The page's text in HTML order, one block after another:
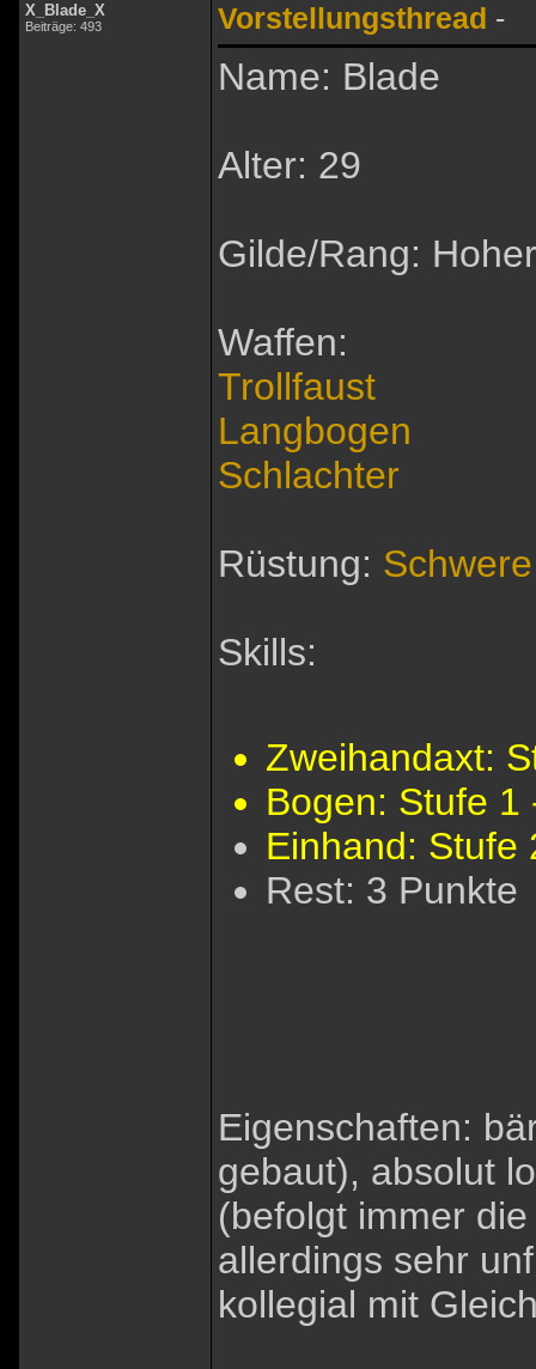
X_Blade_X
Beiträge: 493 Vorstellungsthread -
Name: Blade
Alter: 29
Gilde/Rang:
Waffen:
Trollfaust
Langbogen
Schlachter
Rüstung:
Skills:
Zweihandaxt:
Bogen: Stufe 1
Einhand: Stufe
Rest: 3 Punkte
Eigenschaften:
gebaut), absolut
(befolgt immer
allerdings sehr
kollegial mit